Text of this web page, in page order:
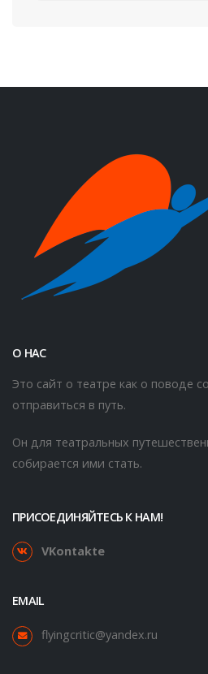
О НАС
Это сайт о театре как о поводе
отправиться в путь.
Он для театральных
собирается ими стать.
ПРИСОЕДИНЯЙТЕСЬ К НАМ!
VKontakte
EMAIL
flyingcritic@yandex.ru